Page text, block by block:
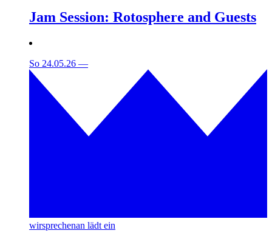
Jam Session: Rotosphere and Guests
So 24.05.26 —
wirsprechenan lädt ein